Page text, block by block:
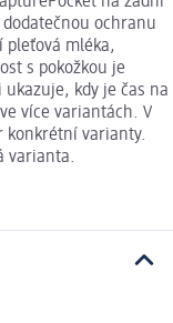
ochranu
pleťová mléka,
s pokožkou je
kdy je čas na
více variantách. V
konkrétní varianty.
varianta.